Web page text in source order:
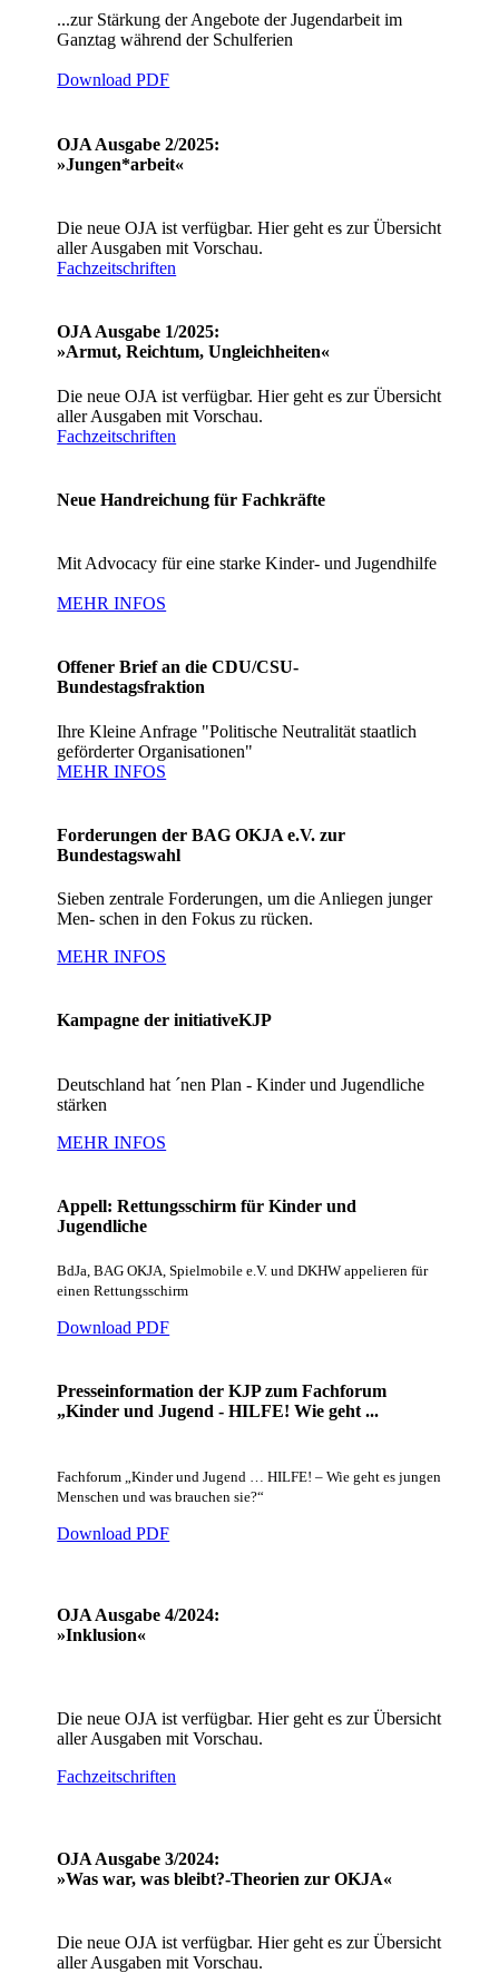
...zur Stärkung der Angebote der Jugendarbeit im
Ganztag während der Schulferien
Download PDF
OJA Ausgabe 2/2025:
»Jungen*arbeit«
Die neue OJA ist verfügbar. Hier geht es zur Übersicht
aller Ausgaben mit Vorschau.
Fachzeitschriften
OJA Ausgabe 1/2025:
»Armut, Reichtum, Ungleichheiten«
Die neue OJA ist verfügbar. Hier geht es zur Übersicht
aller Ausgaben mit Vorschau.
Fachzeitschriften
Neue Handreichung für Fachkräfte
Mit Advocacy für eine starke Kinder- und Jugendhilfe
MEHR INFOS
Offener Brief an die CDU/CSU-
Bundestagsfraktion
Ihre Kleine Anfrage "Politische Neutralität staatlich
geförderter Organisationen"
MEHR INFOS
Forderungen der BAG OKJA e.V. zur
Bundestagswahl
Sieben zentrale Forderungen, um die Anliegen junger
Men- schen in den Fokus zu rücken.
MEHR INFOS
Kampagne der initiativeKJP
Deutschland hat ´nen Plan - Kinder und Jugendliche
stärken
MEHR INFOS
Appell: Rettungsschirm für Kinder und
Jugendliche
BdJa, BAG OKJA, Spielmobile e.V. und DKHW appelieren für
einen Rettungsschirm
Download PDF
Presseinformation der KJP zum Fachforum
„Kinder und Jugend - HILFE! Wie geht ...
Fachforum „Kinder und Jugend … HILFE! – Wie geht es jungen
Menschen und was brauchen sie?“
Download PDF
OJA Ausgabe 4/2024:
»Inklusion«
Die neue OJA ist verfügbar. Hier geht es zur Übersicht
aller Ausgaben mit Vorschau.
Fachzeitschriften
OJA Ausgabe 3/2024:
»Was war, was bleibt?-Theorien zur OKJA«
Die neue OJA ist verfügbar. Hier geht es zur Übersicht
aller Ausgaben mit Vorschau.